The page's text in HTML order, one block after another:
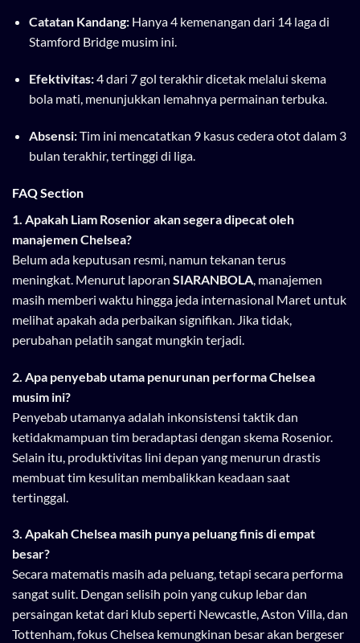
Catatan Kandang:Hanya 4 kemenangan dari 14 laga di
Stamford Bridge musim ini.
Efektivitas:4 dari 7 gol terakhir dicetak melalui skema
bola mati, menunjukkan lemahnya permainan terbuka.
Absensi:Tim ini mencatatkan 9 kasus cedera otot dalam 3
bulan terakhir, tertinggi di liga.
FAQ Section
1. Apakah Liam Rosenior akan segera dipecat oleh
manajemen Chelsea?
Belum ada keputusan resmi, namun tekanan terus
meningkat. Menurut laporan SIARANBOLA, manajemen
masih memberi waktu hingga jeda internasional Maret untuk
melihat apakah ada perbaikan signifikan. Jika tidak,
perubahan pelatih sangat mungkin terjadi.
2. Apa penyebab utama penurunan performa Chelsea
musim ini?
Penyebab utamanya adalah inkonsistensi taktik dan
ketidakmampuan tim beradaptasi dengan skema Rosenior.
Selain itu, produktivitas lini depan yang menurun drastis
membuat tim kesulitan membalikkan keadaan saat
tertinggal.
3. Apakah Chelsea masih punya peluang finis di empat
besar?
Secara matematis masih ada peluang, tetapi secara performa
sangat sulit. Dengan selisih poin yang cukup lebar dan
persaingan ketat dari klub seperti Newcastle, Aston Villa, dan
Tottenham, fokus Chelsea kemungkinan besar akan bergeser